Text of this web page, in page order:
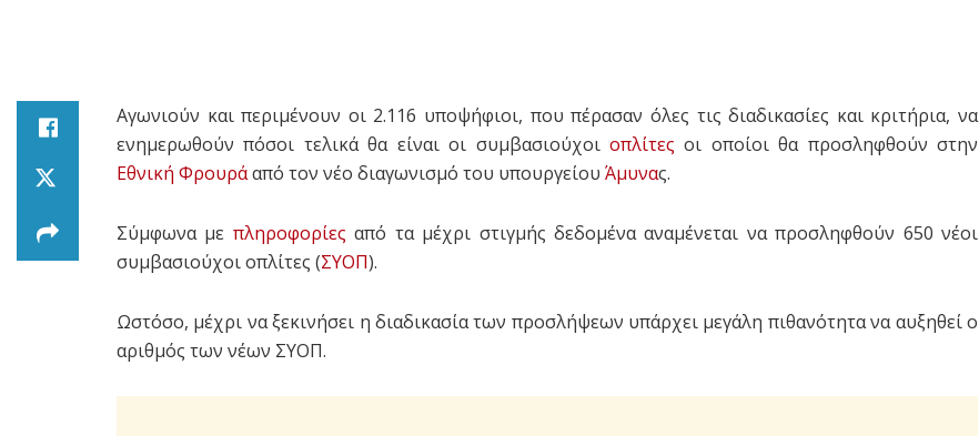
Αγωνιούν και περιμένουν οι 2.116 υποψήφιοι, που πέρασαν όλες τις διαδικασίες και κριτήρια, να
ενημερωθούν πόσοι τελικά θα είναι οι συμβασιούχοι οπλίτες οι οποίοι θα προσληφθούν στην
Εθνική Φρουράαπό τον νέο διαγωνισμό του υπουργείου Άμυνας.
Σύμφωνα με πληροφορίες από τα μέχρι στιγμής δεδομένα αναμένεται να προσληφθούν 650 νέοι
συμβασιούχοι οπλίτες (ΣΥΟΠ).
Ωστόσο, μέχρι να ξεκινήσει η διαδικασία των προσλήψεων υπάρχει μεγάλη πιθανότητα να αυξηθεί ο
αριθμός των νέων ΣΥΟΠ.